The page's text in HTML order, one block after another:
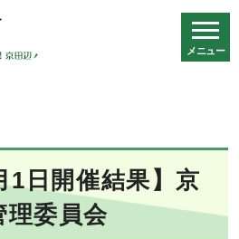
メニュー
1日開催結果】京
理委員会